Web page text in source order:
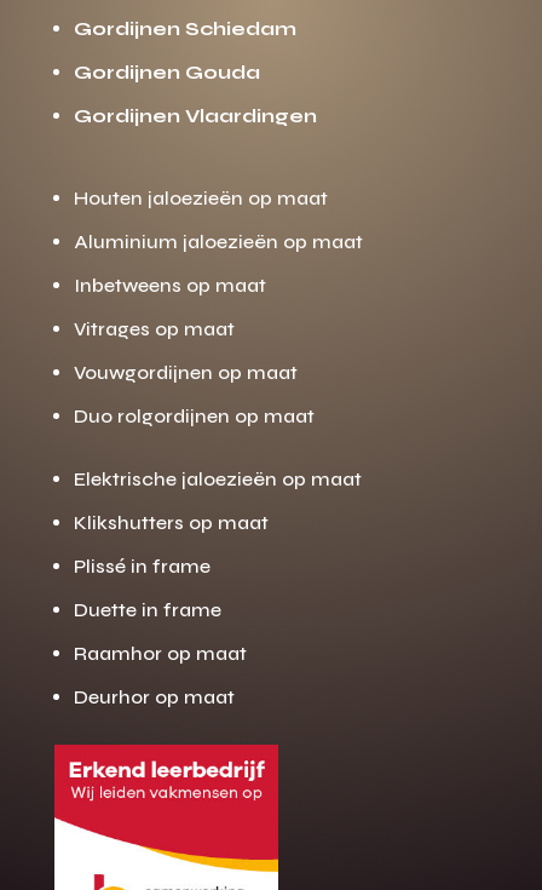
Gratis offerte
op maat?
Gordijnen Schiedam
Gordijnen Gouda
Gordijnen Vlaardingen
Houten jaloezieën op maat
Aluminium jaloezieën op maat
Inbetweens op maat
Vitrages op maat
Vouwgordijnen op maat
Duo rolgordijnen op maat
Elektrische jaloezieën op maat
Klikshutters op maat
Plissé in frame
Duette in frame
Raamhor op maat
Deurhor op maat